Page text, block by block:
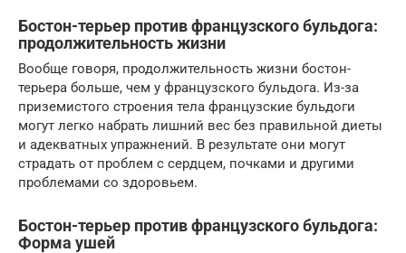
Бостон-терьер против французского бульдога:
продолжительность жизни
Вообще говоря, продолжительность жизни бостон-
терьера больше, чем у французского бульдога. Из-за
приземистого строения тела французские бульдоги
могут легко набрать лишний вес без правильной диеты
и адекватных упражнений. В результате они могут
страдать от проблем с сердцем, почками и другими
проблемами со здоровьем.
Бостон-терьер против французского бульдога:
Форма ушей